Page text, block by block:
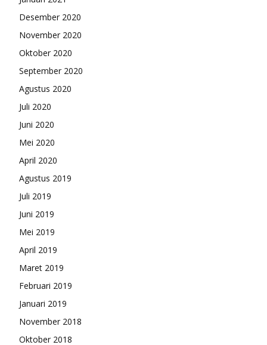
Desember 2020
November 2020
Oktober 2020
September 2020
Agustus 2020
Juli 2020
Juni 2020
Mei 2020
April 2020
Agustus 2019
Juli 2019
Juni 2019
Mei 2019
April 2019
Maret 2019
Februari 2019
Januari 2019
November 2018
Oktober 2018